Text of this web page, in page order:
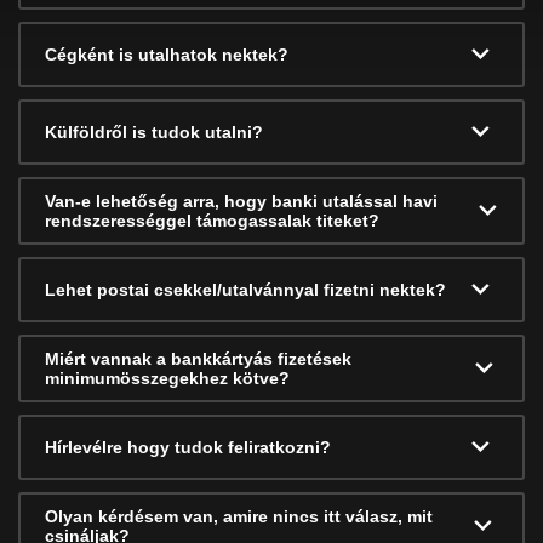
Cégként is utalhatok nektek?
Külföldről is tudok utalni?
Van-e lehetőség arra, hogy banki utalással havi
rendszerességgel támogassalak titeket?
Lehet postai csekkel/utalvánnyal fizetni nektek?
Miért vannak a bankkártyás fizetések
minimumösszegekhez kötve?
Hírlevélre hogy tudok feliratkozni?
Olyan kérdésem van, amire nincs itt válasz, mit
csináljak?